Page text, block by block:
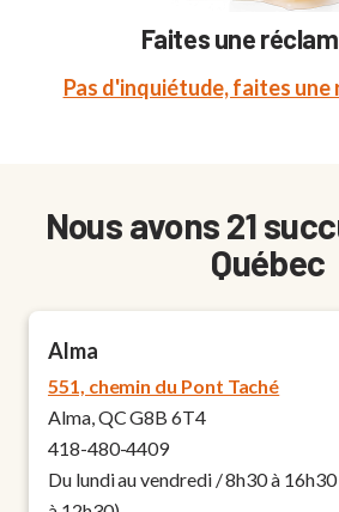
Faites une
Pas d'inquiétude, faites une
Nous avons 21
Québec
Alma
551, chemin du Pont Taché
Alma, QC G8B 6T4
418-480-4409
Du lundi au vendredi / 8h30 à